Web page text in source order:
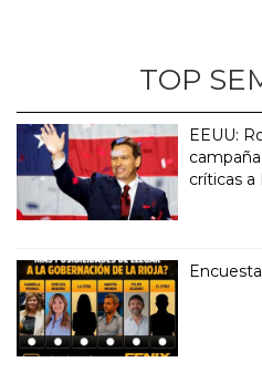
TOP
EEUU:
críticas a